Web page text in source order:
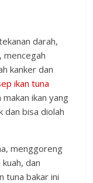
darah,
mencegah
kanker dan
ikan tuna
ikan yang
dan bisa diolah
menggoreng
dan
tuna bakar ini